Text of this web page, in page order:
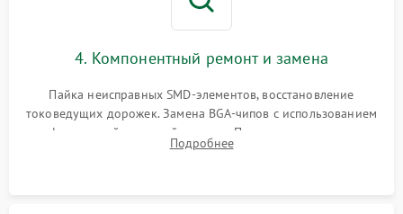
4. Компонентный ремонт и замена
Пайка неисправных SMD-элементов, восстановление
токоведущих дорожек. Замена BGA-чипов с использованием
инфракрасной паяльной станции. Прошивка микросхемы
BIOS или замена поврежденных портов USB
Подробнее